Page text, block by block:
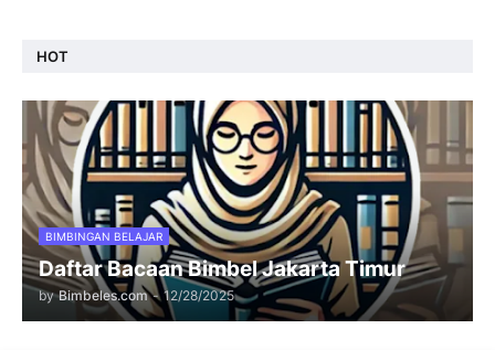
HOT
BIMBINGAN BELAJAR
Daftar Bacaan Bimbel Jakarta Timur
by Bimbeles.com - 12/28/2025